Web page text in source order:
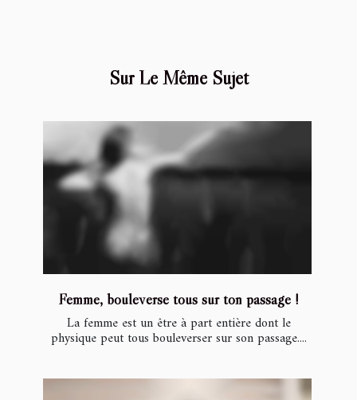
Sur Le Même Sujet
Femme, bouleverse tous sur ton passage !
La femme est un être à part entière dont le
physique peut tous bouleverser sur son passage....